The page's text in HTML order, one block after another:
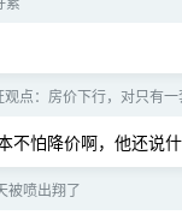
点：房价下行，对只有一
不怕降价啊，他还说
被喷出翔了